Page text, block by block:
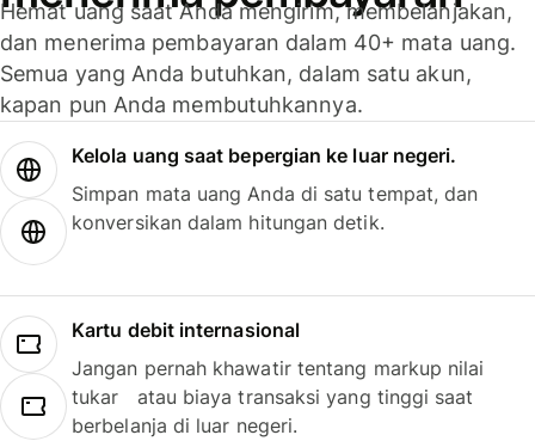
Hemat uang saat Anda mengirim, membelanjakan,
dan menerima pembayaran dalam 40+ mata uang.
Semua yang Anda butuhkan, dalam satu akun,
kapan pun Anda membutuhkannya.
Kelola uang saat bepergian ke luar negeri.
Simpan mata uang Anda di satu tempat, dan
konversikan dalam hitungan detik.
Kartu debit internasional
Jangan pernah khawatir tentang markup nilai
tukar atau biaya transaksi yang tinggi saat
berbelanja di luar negeri.